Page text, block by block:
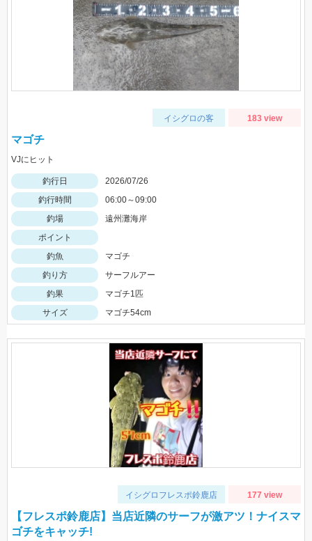
イシグロの客 183 view
マゴチ
VJにヒット
釣行日
2026/07/26
釣行時間
06:00～09:00
釣場
遠州灘海岸
ポイント
釣魚
マゴチ
釣り方
サーフルアー
釣果
マゴチ1匹
サイズ
マゴチ54cm
イシグロフレスポ鈴鹿店 177 view
【フレスポ鈴鹿店】当店近隣のサーフが激アツ！ナイスマ
ゴチをキャッチ!